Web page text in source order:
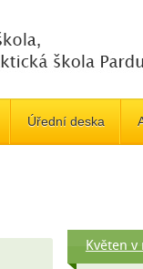
Úřední deska
Květen